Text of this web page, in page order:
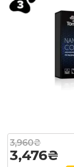
3,960₴
3,476₴
Текущая